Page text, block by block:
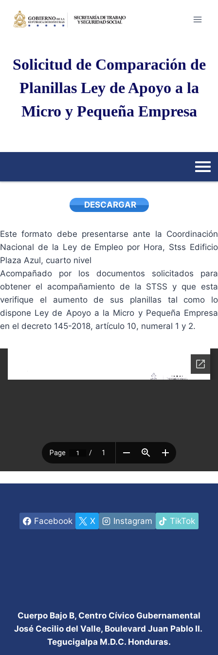
Solicitud de Comparación de
Planillas Ley de Apoyo a la
Micro y Pequeña Empresa
DESCARGAR
Este formato debe presentarse ante la Coordinación
Nacional de la Ley de Empleo por Hora, Stss Edificio
Plaza Azul, cuarto nivel
Acompañado por los documentos solicitados para
obtener el acompañamiento de la STSS y que esta
verifique el aumento de sus planillas tal como lo
dispone Ley de Apoyo a la Micro y Pequeña Empresa
en el decreto 145-2018, artículo 10, numeral 1 y 2.
Facebook X Instagram TikTok
Cuerpo Bajo B, Centro Cívico Gubernamental
José Cecilio del Valle, Boulevard Juan Pablo II.
Tegucigalpa M.D.C. Honduras.